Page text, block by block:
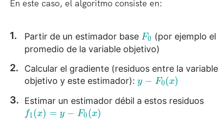
(
)
En este caso, el algoritmo consiste en:
Partir de un estimador base F
_
0
}
F0 (por ejemplo el
promedio de la variable objetivo)
Calcular el gradiente (residuos entre la variable
objetivo y este estimador): y
F
y − F0(x)
Estimar un estimador débil a estos residuos
f1(x) = y − F0(x)